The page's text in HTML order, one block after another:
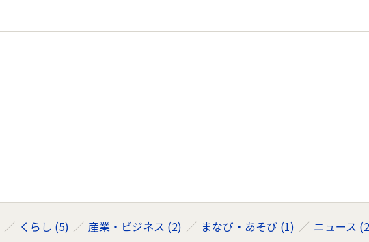
くらし (5) 産業・ビジネス (2) まなび・あそび (1) ニュース